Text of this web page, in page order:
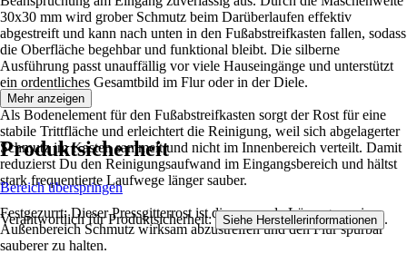
30x30 mm wird grober Schmutz beim Darüberlaufen effektiv
abgestreift und kann nach unten in den Fußabstreifkasten fallen, sodass
die Oberfläche begehbar und funktional bleibt. Die silberne
Ausführung passt unauffällig vor viele Hauseingänge und unterstützt
ein ordentliches Gesamtbild im Flur oder in der Diele.
Als Bodenelement für den Fußabstreifkasten sorgt der Rost für eine
stabile Trittfläche und erleichtert die Reinigung, weil sich abgelagerter
Schmutz im Kasten sammelt und nicht im Innenbereich verteilt. Damit
reduzierst Du den Reinigungsaufwand im Eingangsbereich und hältst
stark frequentierte Laufwege länger sauber.
Festgezurrt: Dieser Pressgitterrost ist die passende Lösung, um im
Außenbereich Schmutz wirksam abzustreifen und den Flur spürbar
sauberer zu halten.
Mehr anzeigen
Produktsicherheit
Bereich überspringen
Verantwortlich für Produktsicherheit: Siehe Herstellerinformationen .